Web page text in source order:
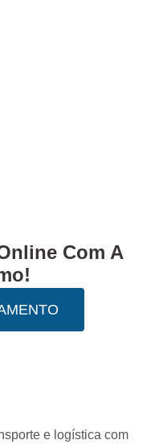
Com A
e logística com